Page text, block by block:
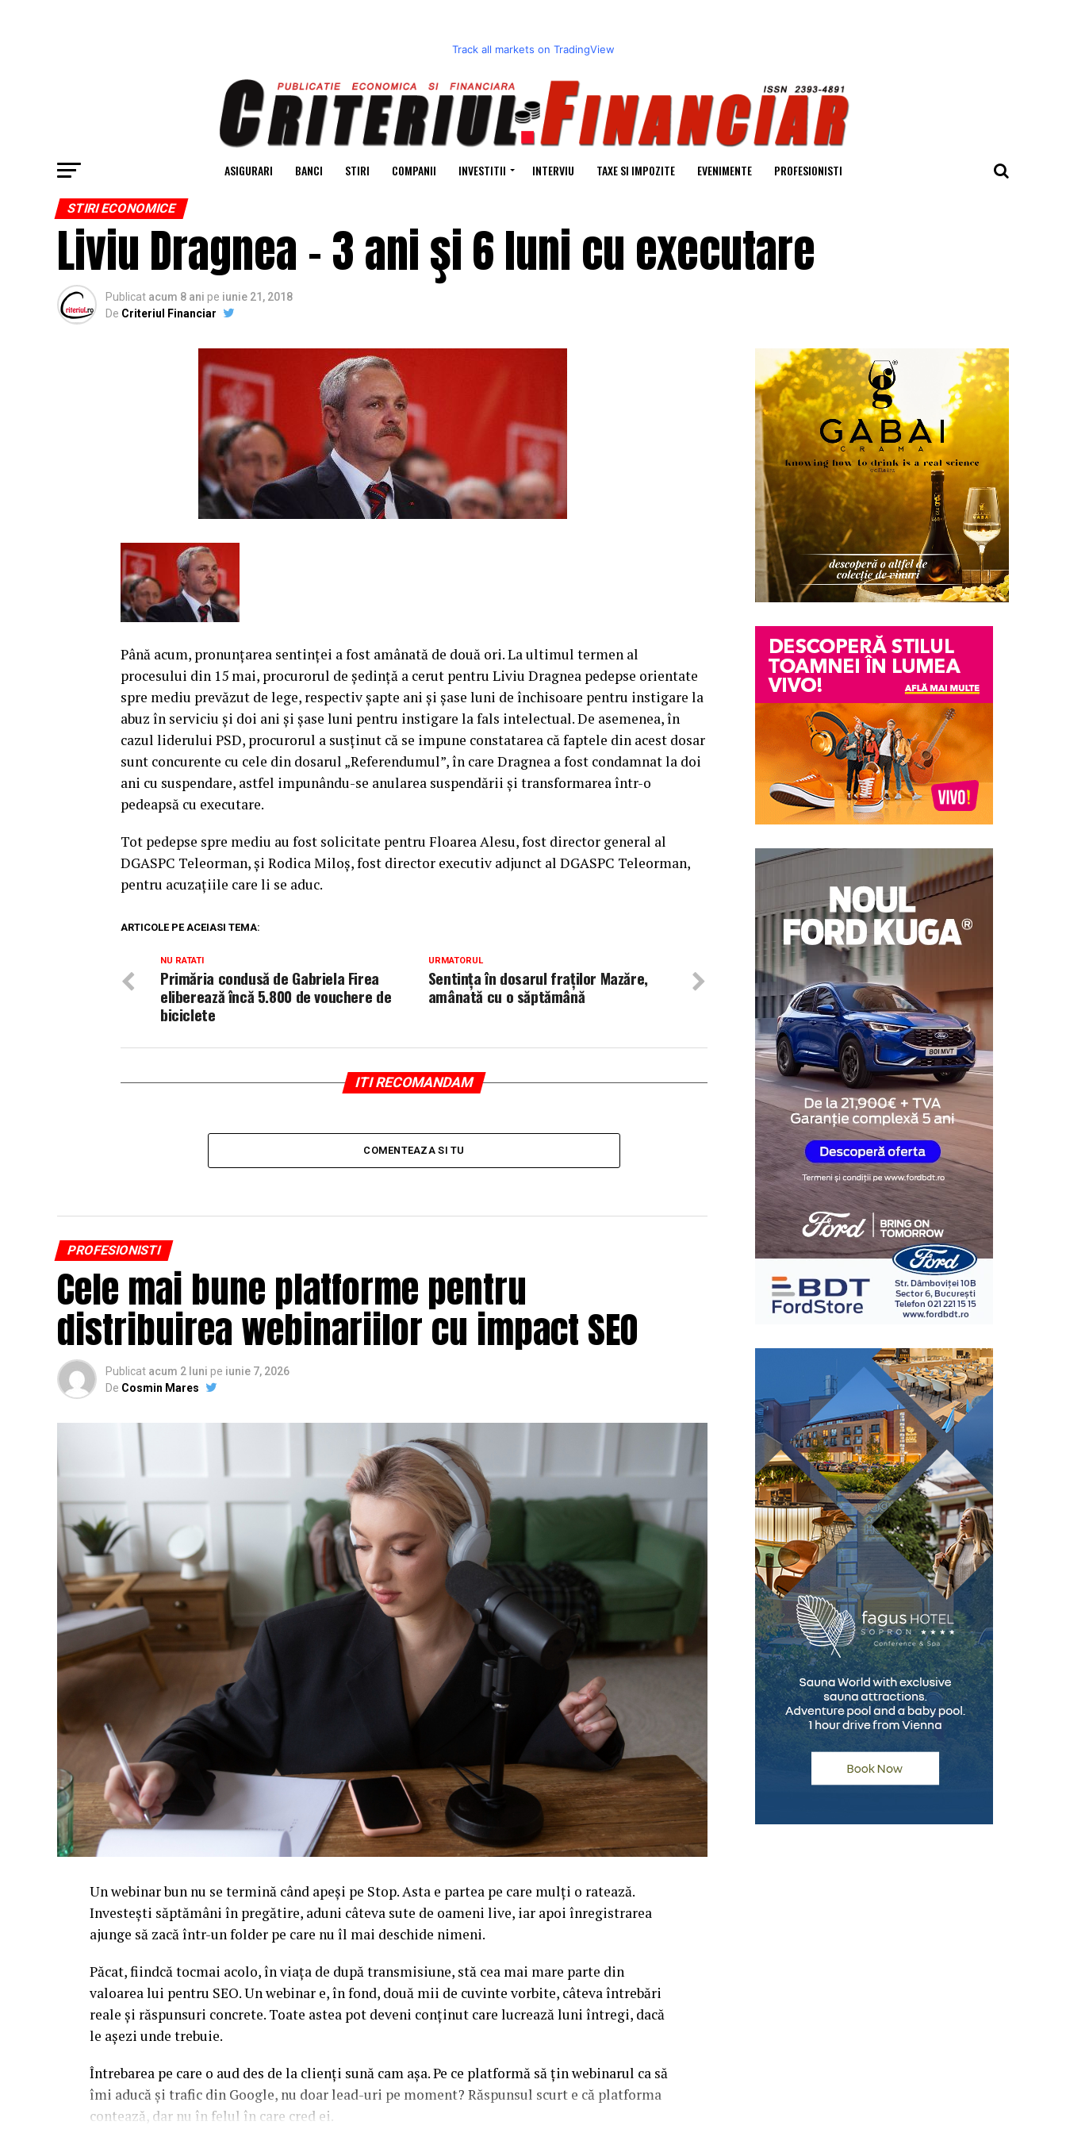
Track all markets on TradingView
ASIGURARI BANCI STIRI COMPANII INVESTITII INTERVIU TAXE SI IMPOZITE EVENIMENTE PROFESIONISTI
STIRI ECONOMICE
Liviu Dragnea – 3 ani şi 6 luni cu executare
Publicat acum 8 ani pe iunie 21, 2018
De Criteriul Financiar
Până acum, pronunţarea sentinţei a fost amânată de două ori. La ultimul termen al
procesului din 15 mai, procurorul de şedinţă a cerut pentru Liviu Dragnea pedepse orientate
spre mediu prevăzut de lege, respectiv şapte ani şi şase luni de închisoare pentru instigare la
abuz în serviciu şi doi ani şi şase luni pentru instigare la fals intelectual. De asemenea, în
cazul liderului PSD, procurorul a susţinut că se impune constatarea că faptele din acest dosar
sunt concurente cu cele din dosarul „Referendumul”, în care Dragnea a fost condamnat la doi
ani cu suspendare, astfel impunându-se anularea suspendării şi transformarea într-o
pedeapsă cu executare.
Tot pedepse spre mediu au fost solicitate pentru Floarea Alesu, fost director general al
DGASPC Teleorman, şi Rodica Miloş, fost director executiv adjunct al DGASPC Teleorman,
pentru acuzaţiile care li se aduc.
ARTICOLE PE ACEIASI TEMA:
URMATORUL
Sentinţa în dosarul fraţilor Mazăre,
amânată cu o săptămână
NU RATATI
Primăria condusă de Gabriela Firea
eliberează încă 5.800 de vouchere de
biciclete
ITI RECOMANDAM
COMENTEAZA SI TU
PROFESIONISTI
Cele mai bune platforme pentru
distribuirea webinariilor cu impact SEO
Publicat acum 2 luni pe iunie 7, 2026
De Cosmin Mares
Un webinar bun nu se termină când apeși pe Stop. Asta e partea pe care mulți o ratează.
Investești săptămâni în pregătire, aduni câteva sute de oameni live, iar apoi înregistrarea
ajunge să zacă într-un folder pe care nu îl mai deschide nimeni.
Păcat, fiindcă tocmai acolo, în viața de după transmisiune, stă cea mai mare parte din
valoarea lui pentru SEO. Un webinar e, în fond, două mii de cuvinte vorbite, câteva întrebări
reale și răspunsuri concrete. Toate astea pot deveni conținut care lucrează luni întregi, dacă
le așezi unde trebuie.
Întrebarea pe care o aud des de la clienți sună cam așa. Pe ce platformă să țin webinarul ca să
îmi aducă și trafic din Google, nu doar lead-uri pe moment? Răspunsul scurt e că platforma
contează, dar nu în felul în care cred ei.